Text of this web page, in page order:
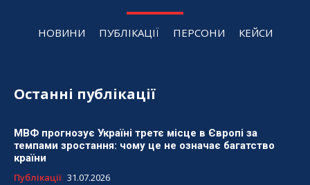
НОВИНИ ПУБЛІКАЦІЇ ПЕРСОНИ КЕЙСИ
Останні публікації
МВФ прогнозує Україні третє місце в Європі за
темпами зростання: чому це не означає багатство
країни
Публікації 31.07.2026